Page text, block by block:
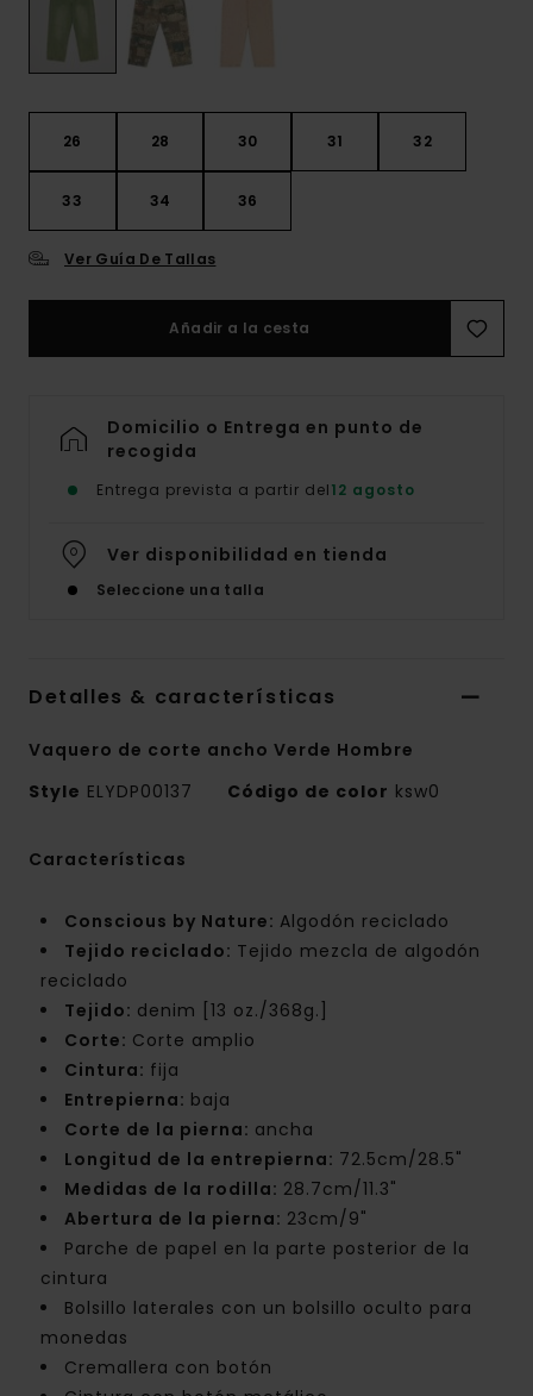
26 28 30 31 32
33 34 36
Ver Guía De Tallas
Añadir a la cesta
Domicilio o Entrega en punto de
recogida
Entrega prevista a partir del12 agosto
Ver disponibilidad en tienda
Seleccione una talla
Detalles & características
Vaquero de corte ancho Verde Hombre
Style ELYDP00137 Código de color ksw0
Características
Conscious by Nature: Algodón reciclado
Tejido reciclado: Tejido mezcla de algodón
reciclado
Tejido: denim [13 oz./368g.]
Corte: Corte amplio
Cintura: fija
Entrepierna: baja
Corte de la pierna: ancha
Longitud de la entrepierna: 72.5cm/28.5"
Medidas de la rodilla: 28.7cm/11.3"
Abertura de la pierna: 23cm/9"
Parche de papel en la parte posterior de la
cintura
Bolsillo laterales con un bolsillo oculto para
monedas
Cremallera con botón